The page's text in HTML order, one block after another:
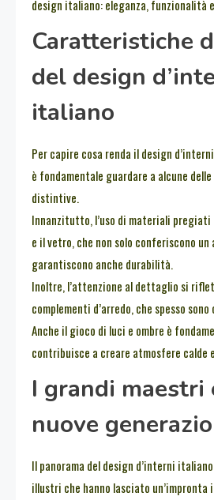
design italiano: eleganza, funzionalità
Caratteristiche
del design
italiano
Per capire cosa renda il design
è fondamentale guardare a alcune
distintive.
Innanzitutto, l’uso di materiali pregiati
e il vetro, che non solo conferiscono un
garantiscono anche durabilità.
Inoltre, l’attenzione al dettaglio si
complementi d’arredo, che spesso
Anche il gioco di luci e ombre è
contribuisce a creare atmosfere calde
I grandi maestri
nuove
Il panorama del design d’interni
illustri che hanno lasciato un’impronta